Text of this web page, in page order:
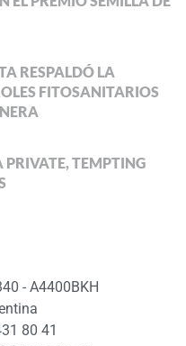
RESPALDÓ LA
FITOSANITARIOS
TEMPTING
- A4400BKH
80 41